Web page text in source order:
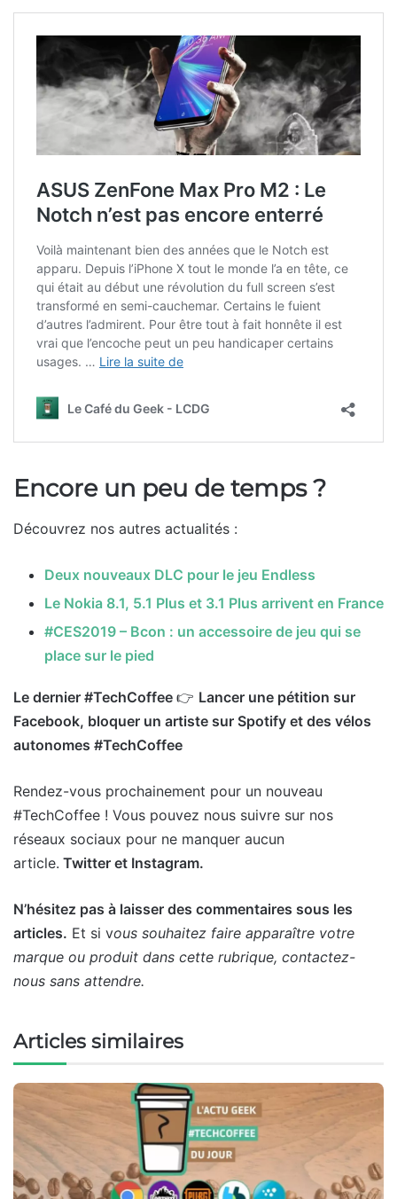
Encore un peu de temps ?
Découvrez nos autres actualités :
Deux nouveaux DLC pour le jeu Endless
Le Nokia 8.1, 5.1 Plus et 3.1 Plus arrivent en France
#CES2019 – Bcon : un accessoire de jeu qui se
place sur le pied
Le dernier #TechCoffee 👉 Lancer une pétition sur
Facebook, bloquer un artiste sur Spotify et des vélos
autonomes #TechCoffee
Rendez-vous prochainement pour un nouveau
#TechCoffee ! Vous pouvez nous suivre sur nos
réseaux sociaux pour ne manquer aucun
article. Twitter et Instagram.
N’hésitez pas à laisser des commentaires sous les
articles. Et si vous souhaitez faire apparaître votre
marque ou produit dans cette rubrique, contactez-
nous sans attendre.
Articles similaires